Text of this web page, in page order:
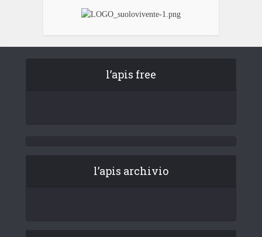
l’apis free
l’apis archivio